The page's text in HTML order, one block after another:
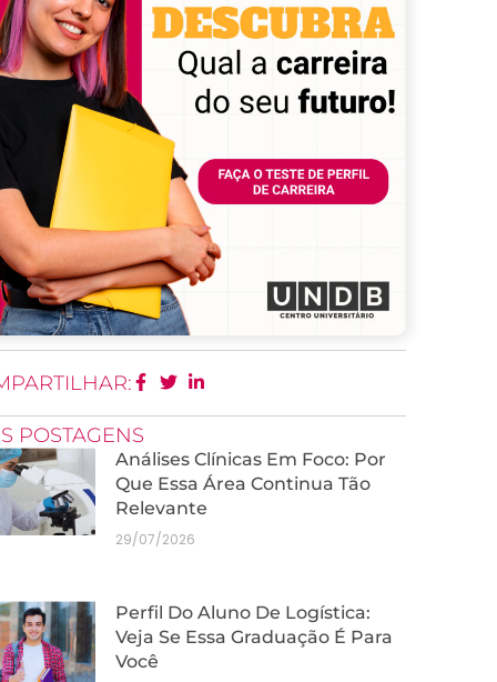
POSTAGENS
Análises Clínicas Em Foco: Por
Que Essa Área Continua Tão
Relevante
29/07/2026
Perfil Do Aluno De Logística:
Veja Se Essa Graduação É Para
Você